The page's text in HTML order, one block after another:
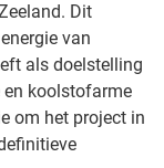
Dit
van
als doelstelling
koolstofarme
om het project in